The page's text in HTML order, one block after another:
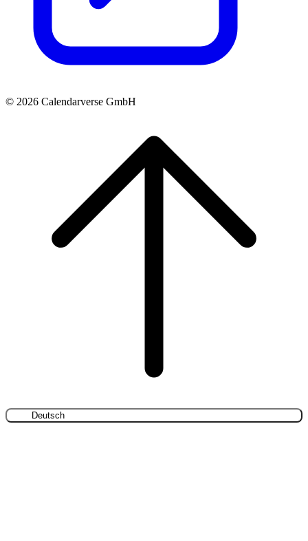
© 2026 Calendarverse GmbH
Deutsch